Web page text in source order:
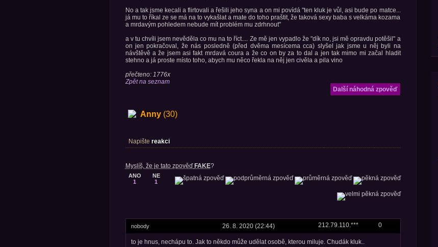
No a tak jsme kecali a flirtovali a řešili jeho syna a on mi povídá "ten kluk je vůl, asi bude po matce...
já mu to říkal ze se má na to vykašlat a mate do toho praštit, že taková sexy baba s velkáma kozama
a mrdavým pohledem nebude mít problém mu zdrhnout"
a v tu chvíli jsem nevěděla co mu na to říct.... Ze mě jen vypadlo že "dík no, jsi mě opravdu potěšil" a
on jen pokračoval, že nás posledně (před dvěma mesícema cca) slyšel jak jsme u něj byli na
návštěvě a že jsem asi fakt mrdavá coura a že co on by za to dal a jen tak mimo mi začal hladit
stehno a já proste místo toho, abych mu něco řekla na něj jen civěla a pila vino
přečteno: 1776x
Zpět na seznam
Další náhodná zpověď
Anny(30)
Napište reakci
Myslíš, že je tato zpověďFAKE?
ANO
1
NE
1
nobody 26. 8. 2020 (22:44) 212.79.110.*** 0
to je hnus, nechápu to. Jak to někdo může udělat osobě, kterou miluje. Chudák kluk..